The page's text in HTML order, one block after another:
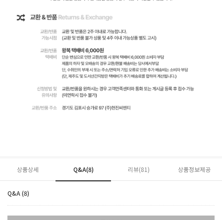
상품상세 Q&A(8) 리뷰(81) 상품정보제공
Q&A (8)